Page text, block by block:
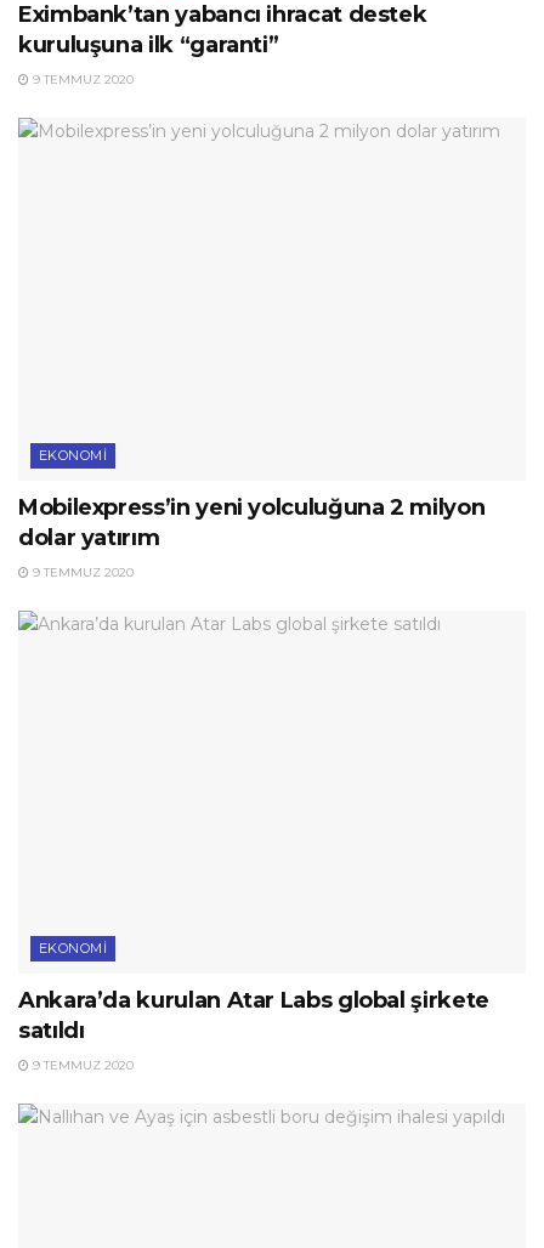
Eximbank’tan yabancı ihracat destek
kuruluşuna ilk “garanti”
9 TEMMUZ 2020
EKONOMI
Mobilexpress’in yeni yolculuğuna 2 milyon
dolar yatırım
9 TEMMUZ 2020
EKONOMI
Ankara’da kurulan Atar Labs global şirkete
satıldı
9 TEMMUZ 2020